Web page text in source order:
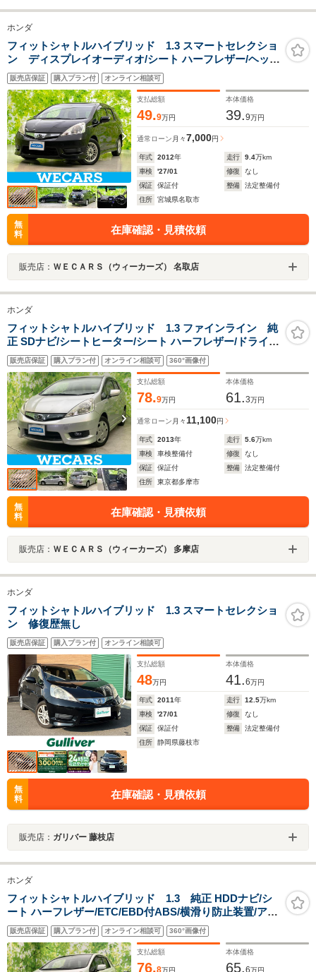
ホンダ
フィットシャトルハイブリッド 1.3 スマートセレクショ
ン ディスプレイオーディオ/シート ハーフレザー/ヘッド
ランプ HID/ETC/EBD付ABS/横滑り防止装置/アイドリン
グストップ/ワンセグTV/エアバッグ 運転席/エアバッグ 助
手席
販売店保証 購入プラン付 オンライン相談可
支払総額
49.9万円
本体価格
39.9万円
通常ローン 月々7,000円
年式 2012年 走行 9.4万km
車検
'27/01 修復
なし
保証
保証付 整備
法定整備付
住所
宮城県名取市
無
料
在庫確認・見積依頼
販売店： ＷＥＣＡＲＳ（ウィーカーズ） 名取店
ホンダ
フィットシャトルハイブリッド 1.3 ファインライン 純
正 SDナビ/シートヒーター/シート ハーフレザー/ドライブ
レコーダー 純正/ETC/EBD付ABS/横滑り防止装置/アイド
リングストップ/バックモニター/ワンセグTV/DVD/エアバ
ッグ 運転席
販売店保証 購入プラン付 オンライン相談可 360°画像付
支払総額
78.9万円
本体価格
61.3万円
通常ローン 月々11,100円
年式 2013年 走行 5.6万km
車検
車検整備付 修復
なし
保証
保証付 整備
法定整備付
住所
東京都多摩市
無
料
在庫確認・見積依頼
販売店： ＷＥＣＡＲＳ（ウィーカーズ） 多摩店
ホンダ
フィットシャトルハイブリッド 1.3 スマートセレクショ
ン 修復歴無し
販売店保証 購入プラン付 オンライン相談可
支払総額
48万円
本体価格
41.6万円
年式 2011年 走行 12.5万km
車検
'27/01 修復
なし
保証
保証付 整備
法定整備付
住所
静岡県藤枝市
無
料
在庫確認・見積依頼
販売店： ガリバー 藤枝店
ホンダ
フィットシャトルハイブリッド 1.3 純正 HDDナビ/シ
ート ハーフレザー/ETC/EBD付ABS/横滑り防止装置/アイ
ドリングストップ/ワンセグTV/エアバッグ 運転席/エアバ
ッグ 助手席/パワーウインドウ/キーレスエントリー
販売店保証 購入プラン付 オンライン相談可 360°画像付
支払総額
76.8万円
本体価格
65.6万円